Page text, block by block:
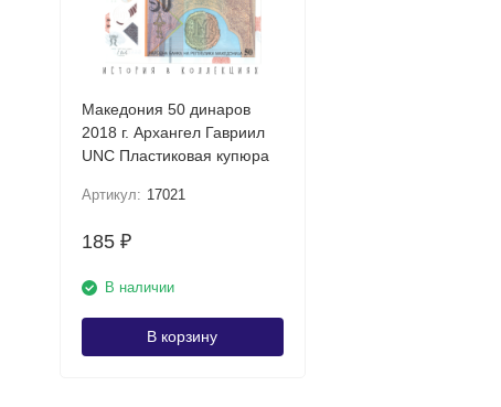
Македония 50 динаров
2018 г. Архангел Гавриил
UNC Пластиковая купюра
Артикул: 17021
185 ₽
В наличии
В корзину